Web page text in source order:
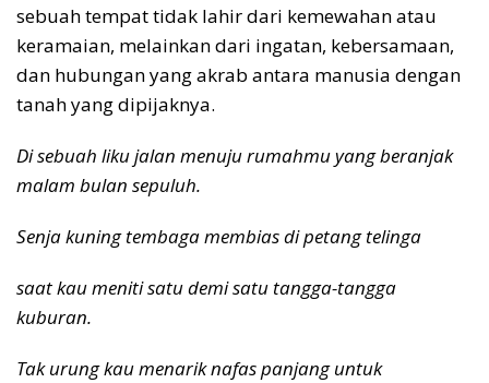
sebuah tempat tidak lahir dari kemewahan atau
keramaian, melainkan dari ingatan, kebersamaan,
dan hubungan yang akrab antara manusia dengan
tanah yang dipijaknya.
Di sebuah liku jalan menuju rumahmu yang beranjak
malam bulan sepuluh.
Senja kuning tembaga membias di petang telinga
saat kau meniti satu demi satu tangga-tangga
kuburan.
Tak urung kau menarik nafas panjang untuk